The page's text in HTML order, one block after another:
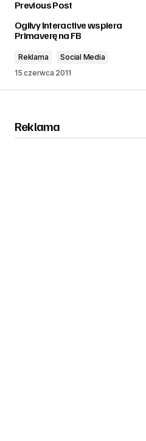
Previous Post
Ogilvy Interactive wspiera
Primaverę na FB
Reklama
Social Media
15 czerwca 2011
Reklama